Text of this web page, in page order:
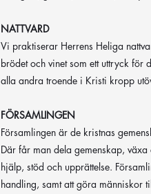
NATTVARD
Vi praktiserar Herrens Heliga
brödet och vinet som ett uttryck för
alla andra troende i Kristi kropp
FÖRSAMLINGEN
Församlingen är de kristnas
Där får man dela gemenskap,
hjälp, stöd och upprättelse.
handling, samt att göra människor